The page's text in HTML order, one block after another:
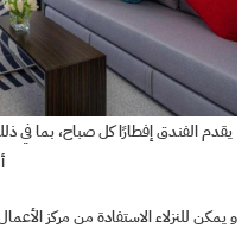
يقدم الفندق إفطارًا كل صباح، بما في
و يمكن للنزلاء الاستفادة من مركز